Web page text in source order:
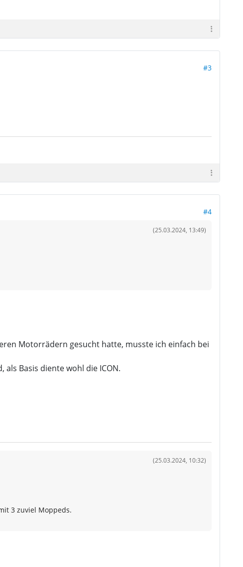
#3
#4
(25.03.2024, 13:49)
Motorrädern gesucht hatte, musste ich einfach bei
Basis diente wohl die ICON.
(25.03.2024, 10:32)
3 zuviel Moppeds.